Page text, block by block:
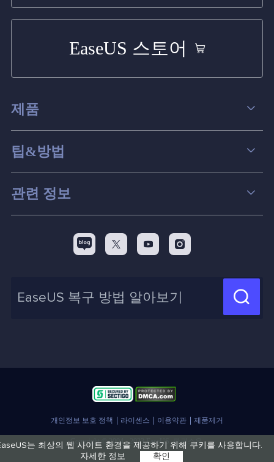
는 최상의 웹 사이트 환경을 제공하기 위해 쿠키를 사용합니다.
자세한 정보
확인
EaseUS 스토어
제품
데이터 복구
파티션 관리
스크린 레코더
백업&복원
신제품 New
팁&방법
컴퓨터 데이터 복구 팁
맥 데이터 복구 팁
디스크 파티션 팁
화면 녹화 팁
인사이트 보고서
관련 정보
리셀러
  

개인정보 보호 정책 라이센스 이용약관 제품제거
Copyright © 2004 - 2023 EaseUS. 판권소유.